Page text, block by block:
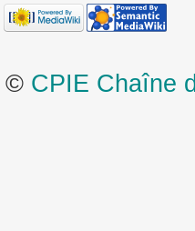
© CPIE Chaîne